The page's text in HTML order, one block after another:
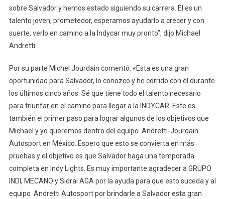
sobre Salvador y hemos estado siguiendo su carrera. Él es un
talento joven, prometedor, esperamos ayudarlo a crecer y con
suerte, verlo en camino a la Indycar muy pronto”, dijo Michael
Andretti.
Por su parte Michel Jourdain comentó: «Esta es una gran
oportunidad para Salvador, lo conozco y he corrido con él durante
los últimos cinco años. Sé que tiene todo el talento necesario
para triunfar en el camino para llegar a la INDYCAR. Este es
también el primer paso para lograr algunos de los objetivos que
Michael y yo queremos dentro del equipo Andretti-Jourdain
Autosport en México. Espero que esto se convierta en más
pruebas y el objetivo es que Salvador haga una temporada
completa en Indy Lights. Es muy importante agradecer a GRUPO
INDI, MECANO y Sidral AGA por la ayuda para que esto suceda y al
equipo Andretti Autosport por brindarle a Salvador esta gran